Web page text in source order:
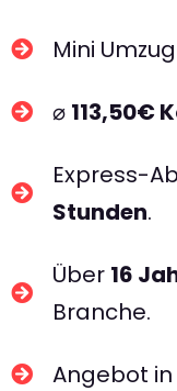
Mini
⌀ 113,50€
Express-
Stunden.
Über 16
Branche.
Angebot in